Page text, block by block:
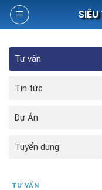
Skip
SIÊU
Search
for:
Tư vấn
Tin tức
Dự Án
Tuyển dụng
TƯ VẤN